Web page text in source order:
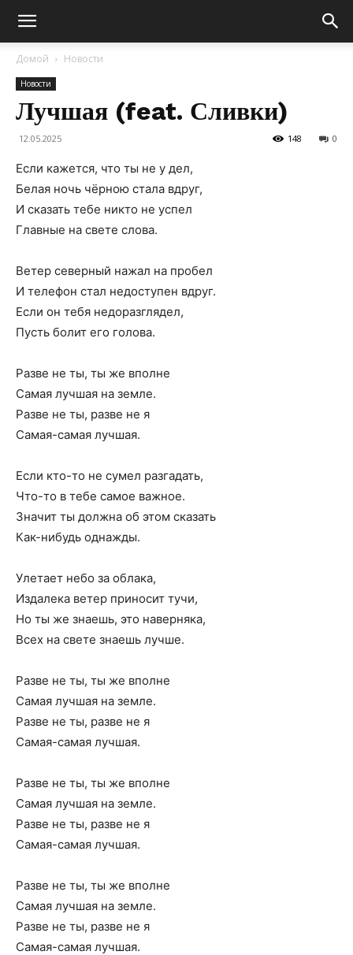
Домой Новости
Новости
Лучшая (feat. Сливки)
12.05.2025 0
148
Если кажется, что ты не у дел,
Белая ночь чёрною стала вдруг,
И сказать тебе никто не успел
Главные на свете слова.
Ветер северный нажал на пробел
И телефон стал недоступен вдруг.
Если он тебя недоразглядел,
Пусть болит его голова.
Разве не ты, ты же вполне
Самая лучшая на земле.
Разве не ты, разве не я
Самая-самая лучшая.
Если кто-то не сумел разгадать,
Что-то в тебе самое важное.
Значит ты должна об этом сказать
Как-нибудь однажды.
Улетает небо за облака,
Издалека ветер приносит тучи,
Но ты же знаешь, это наверняка,
Всех на свете знаешь лучше.
Разве не ты, ты же вполне
Самая лучшая на земле.
Разве не ты, разве не я
Самая-самая лучшая.
Разве не ты, ты же вполне
Самая лучшая на земле.
Разве не ты, разве не я
Самая-самая лучшая.
Разве не ты, ты же вполне
Самая лучшая на земле.
Разве не ты, разве не я
Самая-самая лучшая.